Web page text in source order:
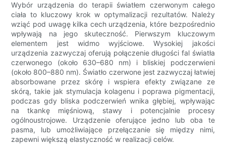
Wybór urządzenia do terapii światłem czerwonym całego
ciała to kluczowy krok w optymalizacji rezultatów. Należy
wziąć pod uwagę kilka cech urządzenia, które bezpośrednio
wpływają na jego skuteczność. Pierwszym kluczowym
elementem jest widmo wyjściowe. Wysokiej jakości
urządzenia zazwyczaj oferują połączenie długości fal światła
czerwonego (około 630–680 nm) i bliskiej podczerwieni
(około 800–880 nm). Światło czerwone jest zazwyczaj łatwiej
absorbowane przez skórę i wspiera efekty związane ze
skórą, takie jak stymulacja kolagenu i poprawa pigmentacji,
podczas gdy bliska podczerwień wnika głębiej, wpływając
na tkankę mięśniową, stawy i potencjalnie procesy
ogólnoustrojowe. Urządzenie oferujące jedno lub oba te
pasma, lub umożliwiające przełączanie się między nimi,
zapewni większą elastyczność w realizacji celów.